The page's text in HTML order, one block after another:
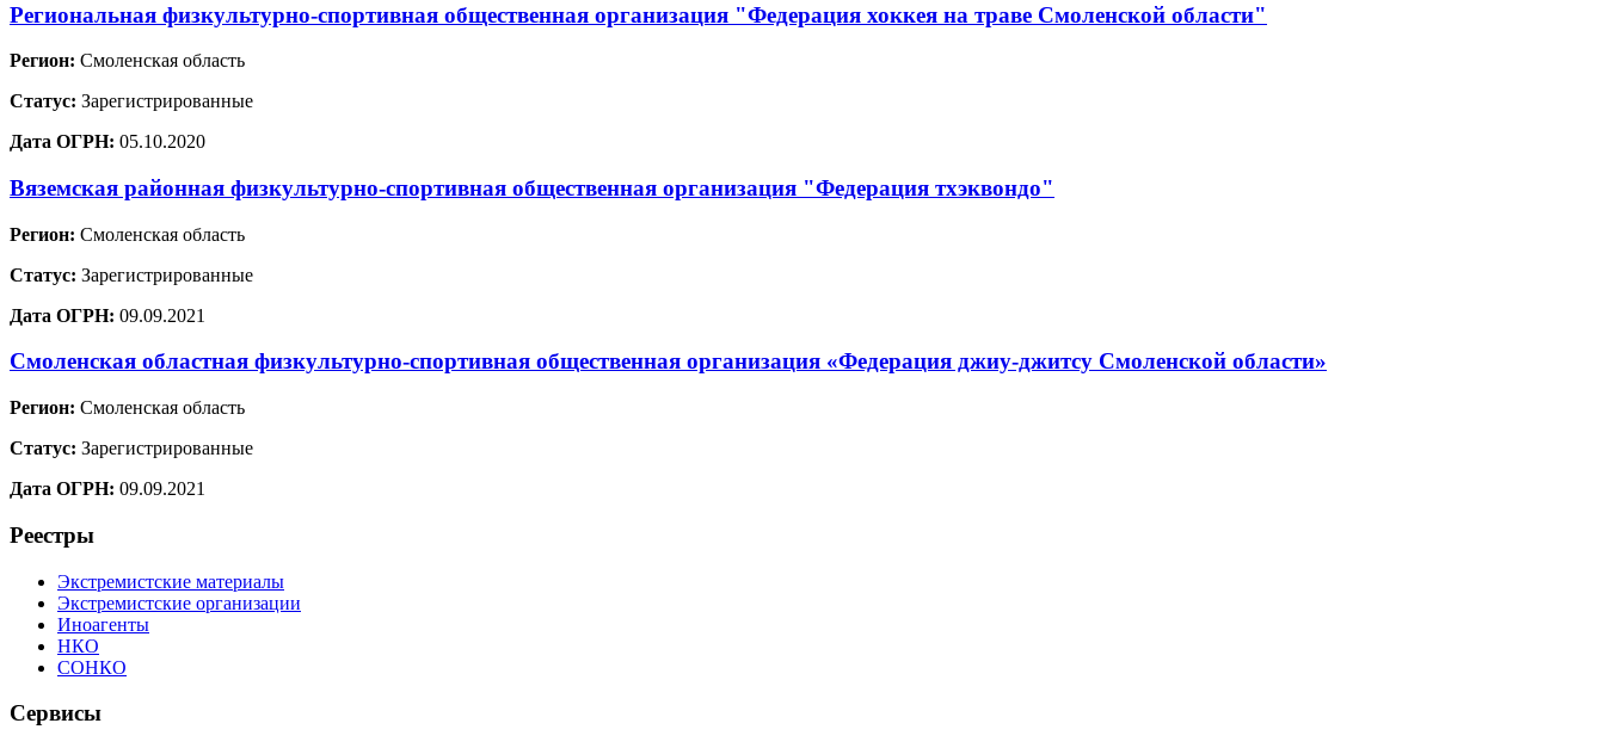
Региональная физкультурно-спортивная общественная организация "Федерация хоккея на траве Смоленской области"
Регион: Смоленская область
Статус: Зарегистрированные
Дата ОГРН: 05.10.2020
Вяземская районная физкультурно-спортивная общественная организация "Федерация тхэквондо"
Регион: Смоленская область
Статус: Зарегистрированные
Дата ОГРН: 09.09.2021
Смоленская областная физкультурно-спортивная общественная организация «Федерация джиу-джитсу Смоленской области»
Регион: Смоленская область
Статус: Зарегистрированные
Дата ОГРН: 09.09.2021
Реестры
Экстремистские материалы
Экстремистские организации
Иноагенты
НКО
СОНКО
Сервисы